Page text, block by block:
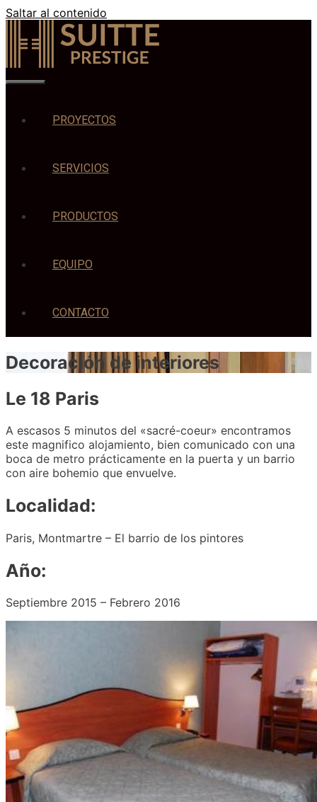
Saltar al contenido
PROYECTOS
SERVICIOS
PRODUCTOS
EQUIPO
CONTACTO
Decoración de interiores
Le 18 Paris
A escasos 5 minutos del «sacré-coeur» encontramos
este magnifico alojamiento, bien comunicado con una
boca de metro prácticamente en la puerta y un barrio
con aire bohemio que envuelve.
Localidad:
Paris, Montmartre – El barrio de los pintores
Año:
Septiembre 2015 – Febrero 2016